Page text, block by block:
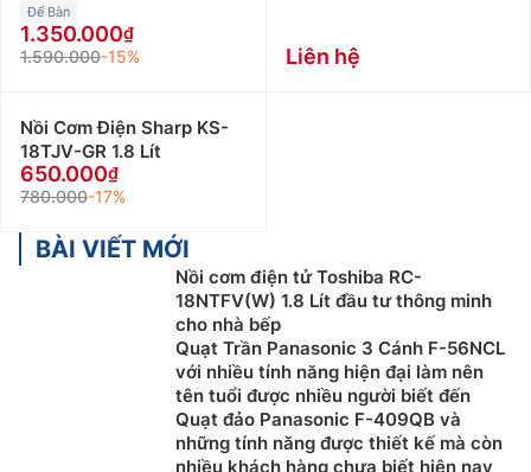
Để Bàn
1.350.000
1.590.000-15% Liên hệ
Nồi Cơm Điện Sharp KS-
18TJV-GR 1.8 Lít
650.000
780.000-17%
BÀI VIẾT MỚI
Nồi cơm điện tử Toshiba RC-
18NTFV(W) 1.8 Lít đầu tư thông minh
cho nhà bếp
Quạt Trần Panasonic 3 Cánh F-56NCL
với nhiều tính năng hiện đại làm nên
tên tuổi được nhiều người biết đến
Quạt đảo Panasonic F-409QB và
những tính năng được thiết kế mà còn
nhiều khách hàng chưa biết hiện nay